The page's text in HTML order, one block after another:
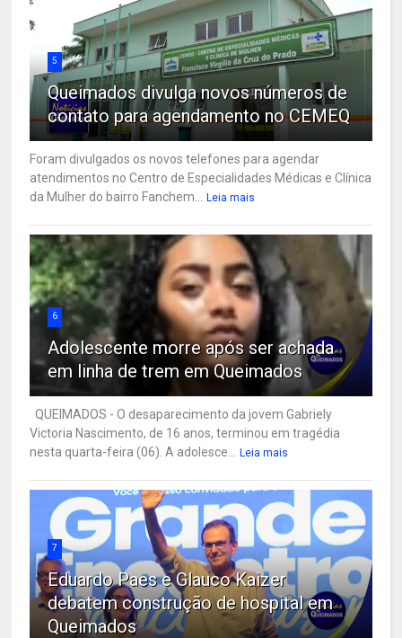
5
Queimados divulga novos números de
contato para agendamento no CEMEQ
Foram divulgados os novos telefones para agendar
atendimentos no Centro de Especialidades Médicas e Clínica
da Mulher do bairro Fanchem...
Leia mais
6
Adolescente morre após ser achada
em linha de trem em Queimados
QUEIMADOS - O desaparecimento da jovem Gabriely
Victoria Nascimento, de 16 anos, terminou em tragédia
nesta quarta-feira (06). A adolesce...
Leia mais
7
Eduardo Paes e Glauco Kaizer
debatem construção de hospital em
Queimados